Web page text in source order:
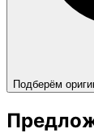
Подберём